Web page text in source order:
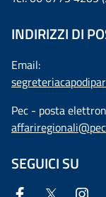
INDIRIZZI DI
Email:
Pec - posta
SEGUICI SU